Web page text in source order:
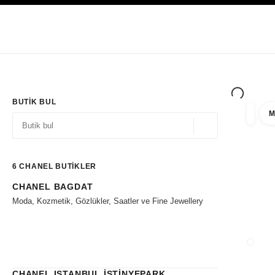
BUTIK BUL
6 CHANEL BUTİKLER
Filtrelere git
CHANEL BAGDAT
Moda, Kozmetik, Gözlükler, Saatler ve Fine Jewellery
filtre